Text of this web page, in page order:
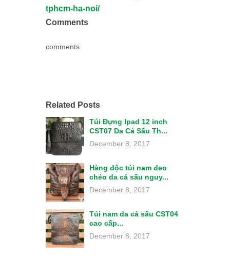
tphcm-ha-noi/
Comments
comments
Related Posts
Túi Đựng Ipad 12 inch
CST07 Da Cá Sấu Th...
December 8, 2017
Hàng độc túi nam đeo
chéo da cá sấu nguy...
December 8, 2017
Túi nam da cá sấu CST04
cao cấp...
December 8, 2017